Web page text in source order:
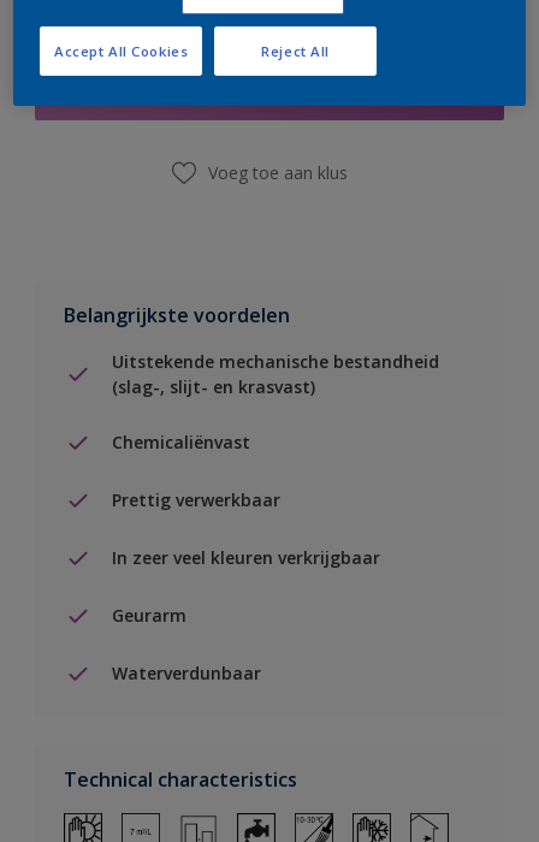
Boodschappenlijst
Voeg toe aan klus
Belangrijkste voordelen
Uitstekende mechanische bestandheid
(slag-, slijt- en krasvast)
Chemicaliënvast
Prettig verwerkbaar
In zeer veel kleuren verkrijgbaar
Geurarm
Waterverdunbaar
Technical characteristics
Reject All
Accept All Cookies